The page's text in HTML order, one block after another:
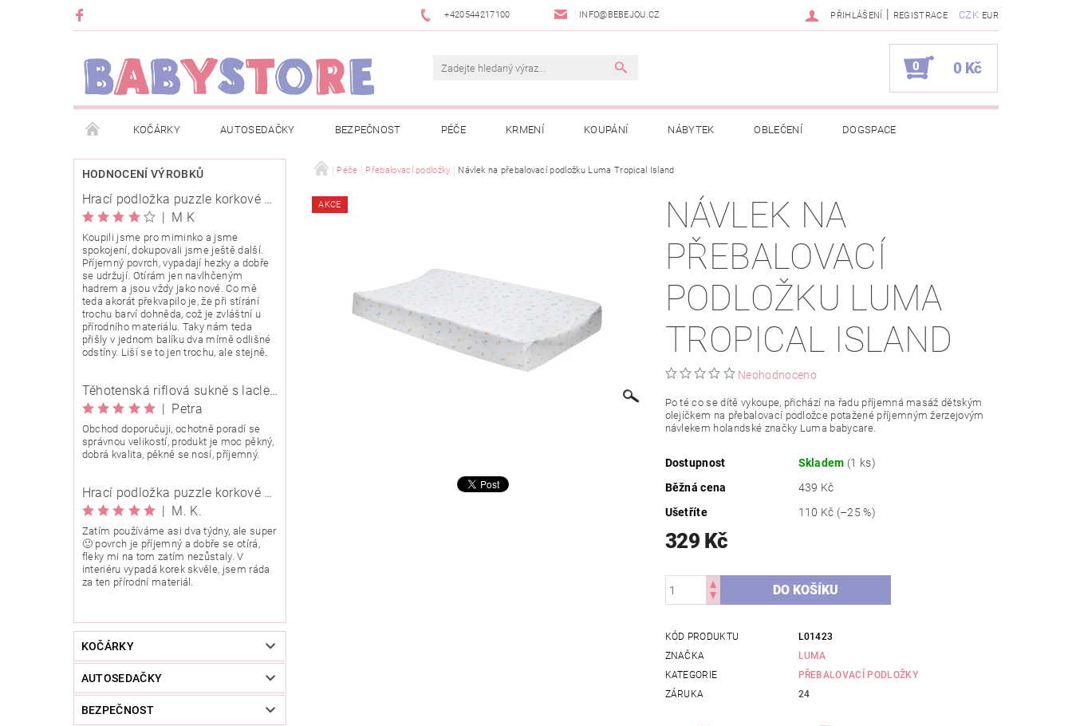
+420544217100 INFO@BEBEJOU.CZ CZK EUR
PŘIHLÁŠENÍ | REGISTRACE
0 0 Kč
KOČÁRKY AUTOSEDAČKY BEZPEČNOST PÉČE KRMENÍ KOUPÁNÍ NÁBYTEK OBLEČENÍ DOGSPACE
METRÁŽ ZNAČKY ROZBALENO NEBO Z VÝSTAVY JAK SPRÁVNĚ ÚRČIT VELIKOST JAK KOUPIT KOLEKCI Z BÉBÉ-JOU
OBCHODNÍ PODMÍNKY INFORMACE O EVIDENCI TRŽEB EET INFORMACE O ZPRACOVÁNÍ OSOBNÍCH ÚDAJŮ NAPIŠTE NÁM KONTAKTY
O NÁS KARIERA KLUB BABYSTORE MOJE OBJEDNÁVKA
HODNOCENÍ VÝROBKŮ
Hrací podložka puzzle korkové 120x120cm
| M K
Koupili jsme pro miminko a jsme
spokojení, dokupovali jsme ještě další.
Příjemný povrch, vypadají hezky a dobře
se udržují. Otírám jen navlhčeným
hadrem a jsou vždy jako nové. Co mě
teda akorát překvapilo je, že při stírání
trochu barví dohněda, což je zvláštní u
přírodního materiálu. Taky nám teda
přišly v jednom balíku dva mírně odlišné
odstíny. Liší se to jen trochu, ale stejně.
Těhotenská riflová sukně s laclem Rialto Wingles 01753
| Petra
Obchod doporučuji, ochotně poradí se
správnou velikostí, produkt je moc pěkný,
dobrá kvalita, pěkně se nosí, příjemný.
Hrací podložka puzzle korkové 90x90 cm
| M. K.
Zatím používáme asi dva týdny, ale super
🙂 povrch je příjemný a dobře se otírá,
fleky mi na tom zatím nezůstaly. V
interiéru vypadá korek skvěle, jsem ráda
za ten přírodní materiál.
KOČÁRKY
AUTOSEDAČKY
BEZPEČNOST
Péče Přebalovací podložky Návlek na přebalovací podložku Luma Tropical Island
AKCE
NÁVLEK NA
PŘEBALOVACÍ
PODLOŽKU LUMA
TROPICAL ISLAND
Neohodnoceno
Po té co se dítě vykoupe, přichází na řadu příjemná masáž dětským
olejíčkem na přebalovací podložce potažené příjemným žerzejovým
návlekem holandské značky Luma babycare.
Dostupnost Skladem (1 ks)
Běžná cena
439 Kč
Ušetříte
110 Kč (–25 %)
329 Kč
KÓD PRODUKTU
L01423
ZNAČKA
LUMA
KATEGORIE
PŘEBALOVACÍ PODLOŽKY
ZÁRUKA
24